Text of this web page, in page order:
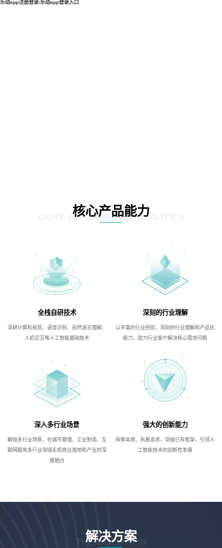
乐动app注册登录-乐动app登录入口
核心产品能力
CORE PRODUCT CAPABILITIES
全栈自研技术
深耕计算机视觉、语音识别、自然语言理解、
人机交互等人工智能基础技术
深刻的行业理解
以丰富的行业经验，深刻的行业理解和产品化
能力，助力行业客户解决核心需求问题
深入多行业场景
解锁多行业场景，在城市管理、工业制造、互
联网服务多行业领域实现商业落地和产业的深
度融合
强大的创新能力
探索本质、执着追求，突破已有框架，引领人
工智能技术的创新性发展
解决方案
THE SOLUTION